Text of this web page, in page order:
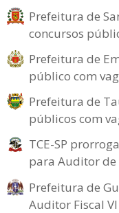
Prefeitura de
concursos
Prefeitura de
público com
Prefeitura de
públicos com
TCE-SP
para Auditor de
Prefeitura de
Auditor Fiscal VI